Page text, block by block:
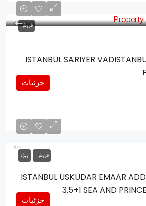
فروش
ISTANBUL SARIYER
جزئیات
فروش ویژه
ISTANBUL ÜSKÜDAR EMAAR
3.5+1 SEA AND
جزئیات